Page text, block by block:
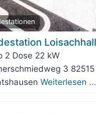
2 Dose 22 kW
3 82515
Weiterlesen …